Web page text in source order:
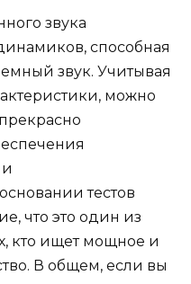
звука
способная
звук. Учитывая
можно
тестов
что это один из
кто ищет мощное и
В общем, если вы